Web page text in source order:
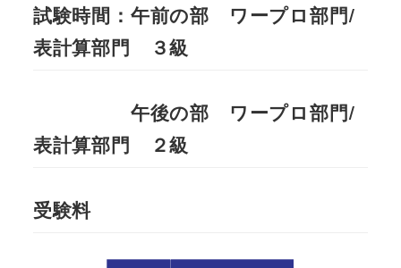
試験時間：午前の部 ワープロ部門/
表計算部門 ３級
午後の部 ワープロ部門/
表計算部門 ２級
受験料